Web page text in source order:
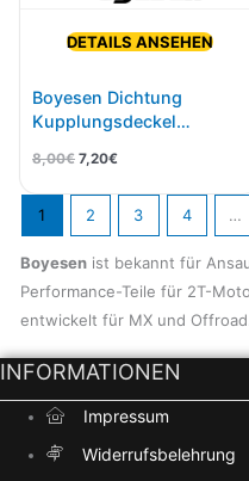
DETAILS ANSEHEN
Boyesen Dichtung
Kupplungsdeckel
02CC-11
8,00€ 7,20€
1 2 3 4 …
Boyesen ist bekannt für
Performance-Teile für 2T-
entwickelt für MX und Offroad.
INFORMATIONEN
Impressum
Widerrufsbelehrung